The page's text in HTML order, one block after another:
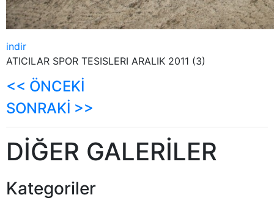
indir
ATICILAR SPOR TESISLERI ARALIK 2011 (3)
<< ÖNCEKİ
SONRAKİ >>
DİĞER GALERİLER
Kategoriler